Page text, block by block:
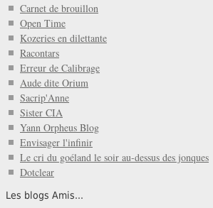
Carnet de brouillon
Open Time
Kozeries en dilettante
Racontars
Erreur de Calibrage
Aude dite Orium
Sacrip'Anne
Sister CIA
Yann Orpheus Blog
Envisager l'infinir
Le cri du goéland le soir au-dessus des jonques
Dotclear
Les blogs Amis...